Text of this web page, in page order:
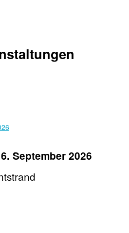
6. September 2026